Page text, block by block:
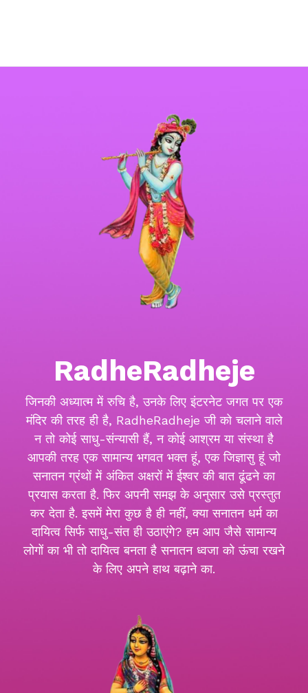
RadheRadheje
जिनकी अध्यात्म में रुचि है, उनके लिए इंटरनेट जगत पर एक
मंदिर की तरह ही है, RadheRadheje जी को चलाने वाले
न तो कोई साधु-संन्यासी हैं, न कोई आश्रम या संस्था है
आपकी तरह एक सामान्य भगवत भक्त हूं, एक जिज्ञासु हूं जो
सनातन ग्रंथों में अंकित अक्षरों में ईश्वर की बात ढूंढने का
प्रयास करता है. फिर अपनी समझ के अनुसार उसे प्रस्तुत
कर देता है. इसमें मेरा कुछ है ही नहीं, क्या सनातन धर्म का
दायित्व सिर्फ साधु-संत ही उठाएंगे? हम आप जैसे सामान्य
लोगों का भी तो दायित्व बनता है सनातन ध्वजा को ऊंचा रखने
के लिए अपने हाथ बढ़ाने का.